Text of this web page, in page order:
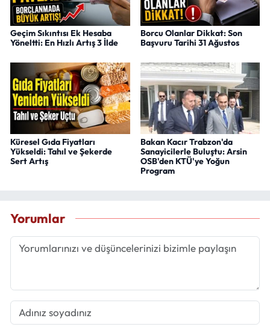
Geçim Sıkıntısı Ek Hesaba
Yöneltti: En Hızlı Artış 3 İlde
Borcu Olanlar Dikkat: Son
Başvuru Tarihi 31 Ağustos
Küresel Gıda Fiyatları
Yükseldi: Tahıl ve Şekerde
Sert Artış
Bakan Kacır Trabzon'da
Sanayicilerle Buluştu: Arsin
OSB'den KTÜ'ye Yoğun
Program
Yorumlar